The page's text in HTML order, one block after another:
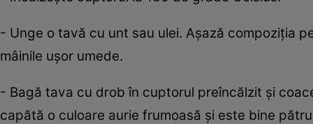
- Unge o tavă cu unt sau ulei. Așază compoziția
mâinile ușor umede.
- Bagă tava cu drob în cuptorul preîncălzit și
capătă o culoare aurie frumoasă și este bine